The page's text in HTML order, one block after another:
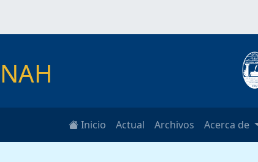
Inicio Actual Archivos Acerca de